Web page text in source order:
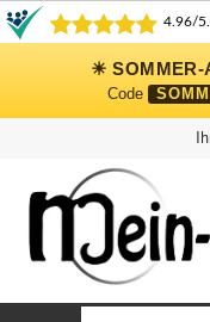
☀ SOMMER-
Code